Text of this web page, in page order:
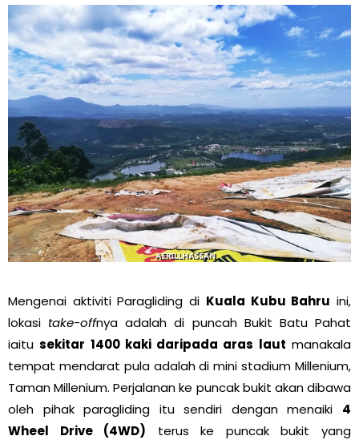
Mengenai aktiviti Paragliding di Kuala Kubu Bahru ini,
lokasi take-offnya adalah di puncah Bukit Batu Pahat
iaitusekitar 1400 kaki daripada aras laut manakala
tempat mendarat pula adalah di mini stadium Millenium,
Taman Millenium. Perjalanan ke puncak bukit akan dibawa
oleh pihak paragliding itu sendiri dengan menaiki 4
Wheel Drive (4WD) terus ke puncak bukit yang